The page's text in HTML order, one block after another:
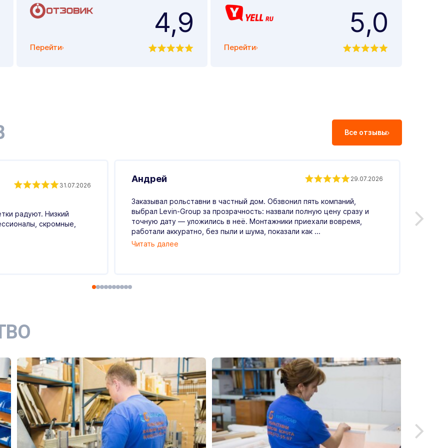
Перейти
4,9
Перейти
5,0
Все отзывы
31.07.2026
радуют. Низкий
скромные,
Андрей 29.07.2026
Заказывал рольставни в частный дом. Обзвонил пять компаний,
выбрал Levin-Group за прозрачность: назвали полную цену сразу и
точную дату — уложились в неё. Монтажники приехали вовремя,
работали аккуратно, без пыли и шума, показали как ...
Читать далее